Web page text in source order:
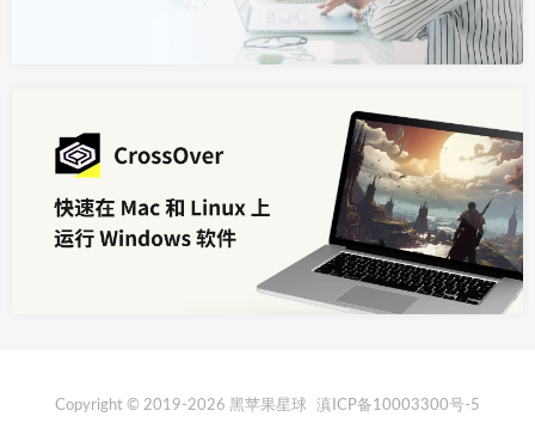
Copyright © 2019-2026 黑苹果星球 滇ICP备10003300号-5